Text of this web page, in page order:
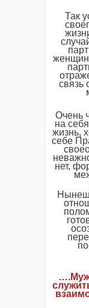
Так
связь
Очень
на
жизнь,
себе
нет,